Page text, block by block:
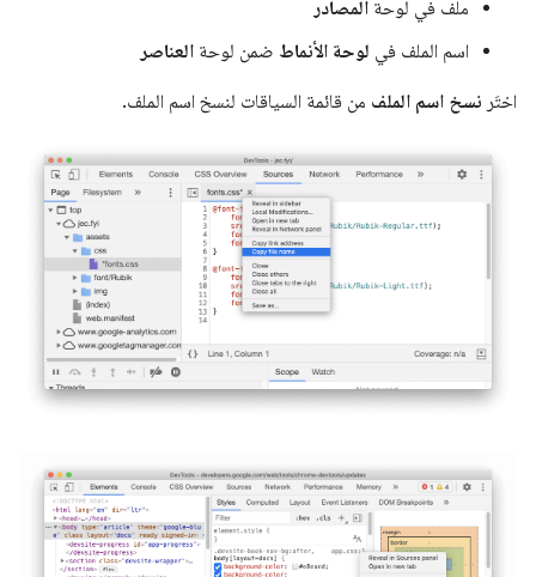
ملف في لوحة المصادر
اسم الملف في لوحة الأنماط ضمن لوحة العناصر
اختَر نسخ اسم الملف من قائمة السياقات لنسخ اسم الملف.